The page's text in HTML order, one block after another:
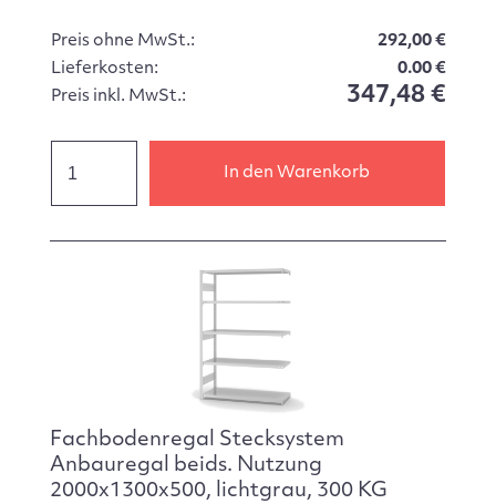
Preis ohne MwSt.:
292,00 €
Lieferkosten:
0.00 €
Preis inkl. MwSt.:
347,48 €
In den Warenkorb
Fachbodenregal Stecksystem
Anbauregal beids. Nutzung
2000x1300x500, lichtgrau, 300 KG